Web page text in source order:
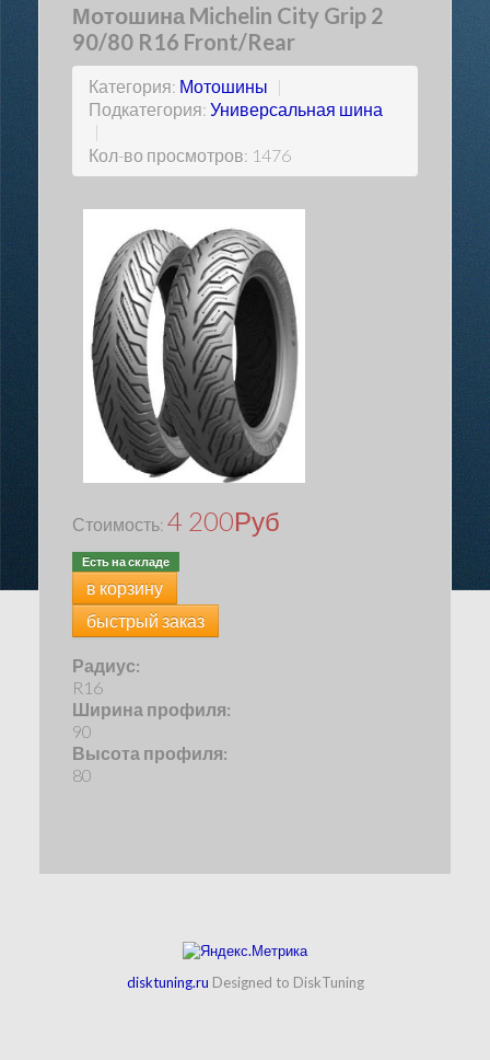
Мотошина Michelin City Grip 2
90/80 R16 Front/Rear
Категория: Мотошины |
Подкатегория: Универсальная шина
|
Кол-во просмотров: 1476
Стоимость: 4 200Руб
Есть на складе
в корзину
быстрый заказ
Радиус:
R16
Ширина профиля:
90
Высота профиля:
80
disktuning.ru Designed to DiskTuning